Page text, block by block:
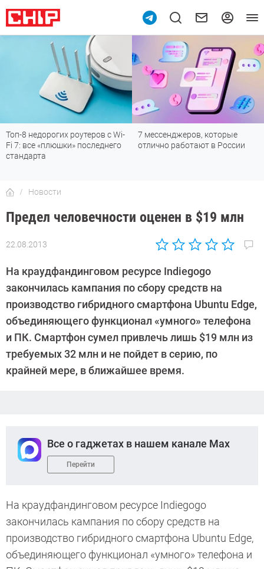
Топ-8 недорогих роутеров с Wi-
Fi 7: все «плюшки» последнего
стандарта
7 мессенджеров, которые
отлично работают в России
Новости
Предел человечности оценен в $19 млн
22.08.2013
Автор:
На краудфандинговом ресурсе Indiegogo
закончилась кампания по сбору средств на
производство гибридного смартфона Ubuntu Edge,
объединяющего функционал «умного» телефона
и ПК. Смартфон сумел привлечь лишь $19 млн из
требуемых 32 млн и не пойдет в серию, по
крайней мере, в ближайшее время.
Все о гаджетах в нашем канале Max
Перейти
На краудфандинговом ресурсе Indiegogo
закончилась кампания по сбору средств на
производство гибридного смартфона Ubuntu Edge,
объединяющего функционал «умного» телефона и